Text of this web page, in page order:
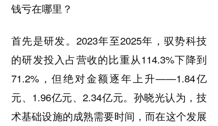
钱亏在哪里？
首先是研发。2023年至2025年，驭势科技
的研发投入占营收的比重从114.3%下降到
71.2%，但绝对金额逐年上升——1.84亿
元、1.96亿元、2.34亿元。孙晓光认为，技
术基础设施的成熟需要时间，而在这个发展